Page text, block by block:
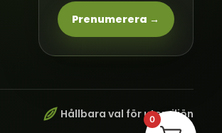
Prenumerera →
Hållbara val för utemiljön
0